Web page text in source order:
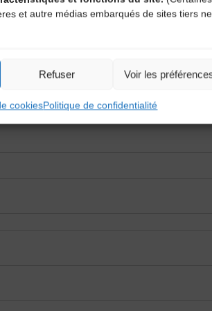
et autre médias embarqués de sites tiers ne
Refuser Voir les
cookiesPolitique de confidentialité